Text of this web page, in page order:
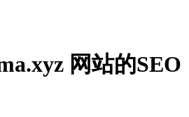
网站的SEO